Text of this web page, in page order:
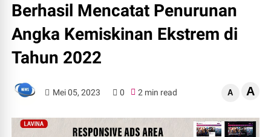
Berhasil Mencatat Penurunan
Angka Kemiskinan Ekstrem di
Tahun 2022
Mei 05, 2023 0 2 min read A A